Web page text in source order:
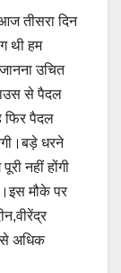
तीसरा दिन
थी हम
उचित
से पैदल
फिर पैदल
धरने
नहीं होंगी
मौके पर
अधिक